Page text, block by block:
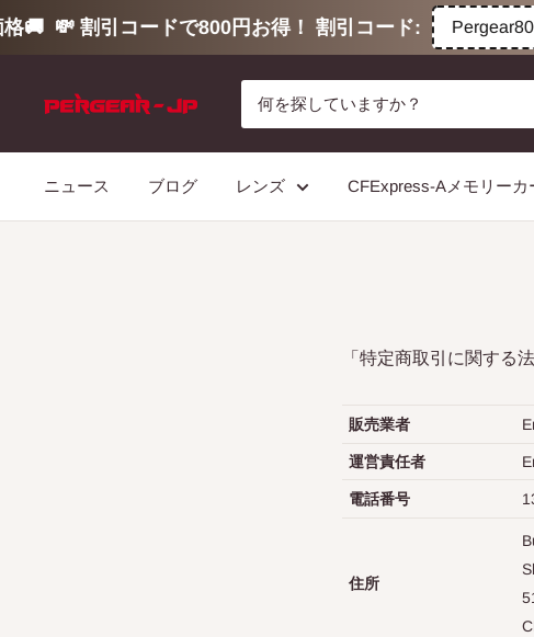
🚚 💸 割引コードで800円お得！ 割引コード: Pergear800
に
ニュース ブログ レンズ CFExpress-Aメモリーカ
「特定商取引に関する
販売業者
運営責任者
電話番号
住所